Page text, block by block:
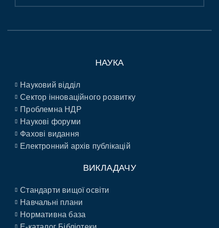
НАУКА
Науковий відділ
Сектор інноваційного розвитку
Проблемна НДР
Наукові форуми
Фахові видання
Електронний архів публікацій
ВИКЛАДАЧУ
Стандарти вищої освіти
Навчальні плани
Нормативна база